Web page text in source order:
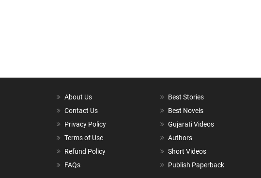
About Us
Contact Us
Privacy Policy
Terms of Use
Refund Policy
FAQs
Best Stories
Best Novels
Gujarati Videos
Authors
Short Videos
Publish Paperback